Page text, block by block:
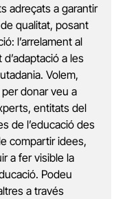
adreçats a garantir
qualitat, posant
l’arrelament al
a les
Volem,
donar veu a
entitats del
de l’educació des
compartir idees,
a fer visible la
Podeu
a través